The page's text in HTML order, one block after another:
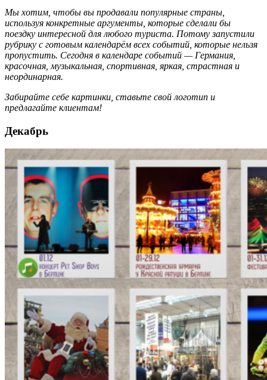
Електронна пошта*
Ваше ім'я
пропозиції
Підписуючись на розсилку, ви погоджуєтесь з
користування и Політикою конфіденційностіта даєте згоду на
використання файлів cookie і передачу своїх персональних
даних*
Дізнатися більше!
Мы хотим, чтобы вы продавали популярные страны,
используя конкретные аргументы, которые сделали бы
поездку интересной для любого туриста. Потому запустили
рубрику с готовым календарём всех событий, которые нельзя
пропустить. Сегодня в календаре событий — Германия,
красочная, музыкальная, спортивная, яркая, страстная и
неординарная.
Забирайте себе картинки, ставьте свой логотип и
предлагайте клиентам!
Декабрь